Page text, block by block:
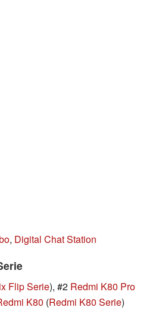
, Digital Chat Station
Flip Serie), #2 Redmi K80 Pro
K80 (Redmi K80 Serie)